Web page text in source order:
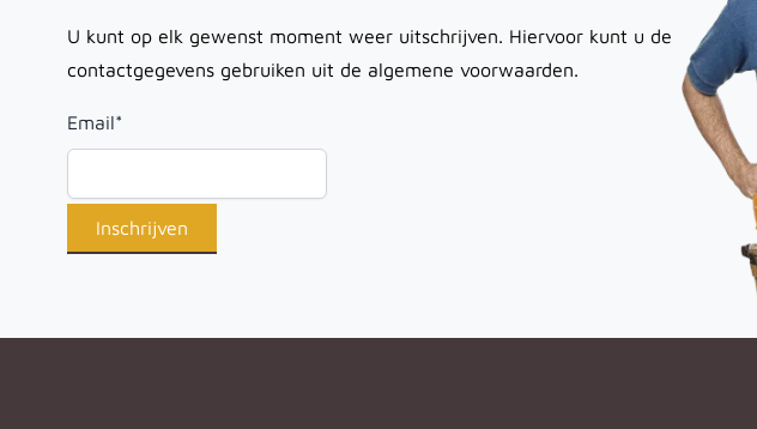
U kunt op elk gewenst moment weer uitschrijven. Hiervoor kunt u de
contactgegevens gebruiken uit de algemene voorwaarden.
Email*